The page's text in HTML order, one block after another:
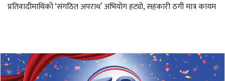
प्रतिवादीमाथिको ‘संगठित अपराध’ अभियोग हट्यो, सहकारी ठगी मात्र कायम